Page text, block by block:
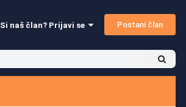
Si naš član? Prijavi se Postani član